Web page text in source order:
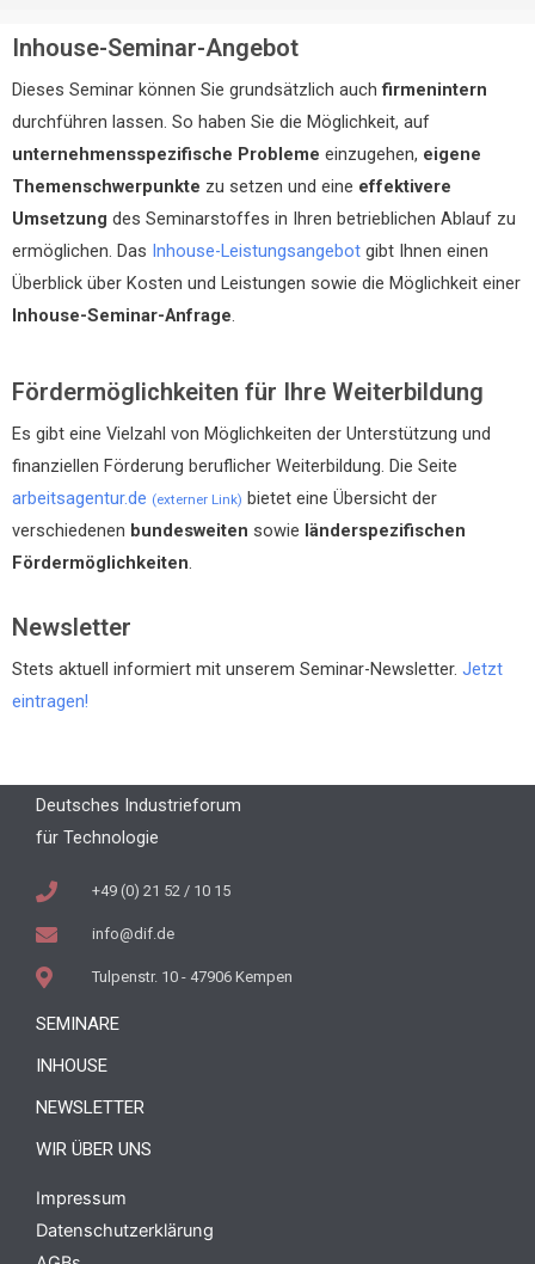
Inhouse-Seminar-Angebot
Dieses Seminar können Sie grundsätzlich auchfirmenintern
durchführen lassen. So haben Sie die Möglichkeit, auf
unternehmensspezifische Probleme einzugehen, eigene
Themenschwerpunkte zu setzen und eine effektivere
Umsetzung des Seminarstoffes in Ihren betrieblichen Ablauf zu
ermöglichen. Das Inhouse-Leistungsangebot gibt Ihnen einen
Überblick über Kosten und Leistungen sowie die Möglichkeit einer
Inhouse-Seminar-Anfrage.
Fördermöglichkeiten für Ihre Weiterbildung
Es gibt eine Vielzahl von Möglichkeiten der Unterstützung und
finanziellen Förderung beruflicher Weiterbildung. Die Seite
arbeitsagentur.de (externer Link) bietet eine Übersicht der
verschiedenen bundesweiten sowie länderspezifischen
Fördermöglichkeiten.
Newsletter
Stets aktuell informiert mit unserem Seminar-Newsletter. Jetzt
eintragen!
Deutsches Industrieforum
für Technologie
+49 (0) 21 52 / 10 15
info@dif.de
Tulpenstr. 10 - 47906 Kempen
SEMINARE
INHOUSE
NEWSLETTER
WIR ÜBER UNS
Impressum
Datenschutzerklärung